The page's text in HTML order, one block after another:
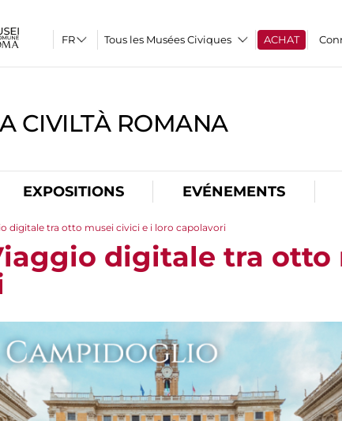
Tous les Musées Civiques ACHAT
CIVILTÀ ROMANA
EXPOSITIONS EVÉNEMENTS
digitale tra otto musei civici e i loro capolavori
digitale tra otto